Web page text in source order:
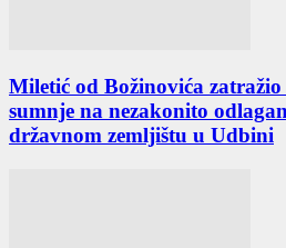
Miletić od Božinovića
sumnje na nezakonito
državnom zemljištu u Udbini